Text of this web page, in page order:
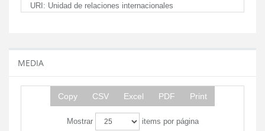
URI: Unidad de relaciones internacionales
MEDIA
Copy CSV Excel PDF Print
Mostrar items por página